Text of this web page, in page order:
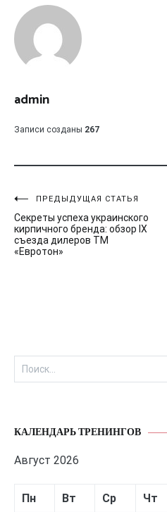
admin
Записи созданы 267
Навигация
по
записям
ПРЕДЫДУЩАЯ СТАТЬЯ
Секреты успеха украинского
кирпичного бренда: обзор IX
съезда дилеров ТМ
«Евротон»
Найти:
КАЛЕНДАРЬ ТРЕНИНГОВ
Август 2026
Пн Вт Ср Чт